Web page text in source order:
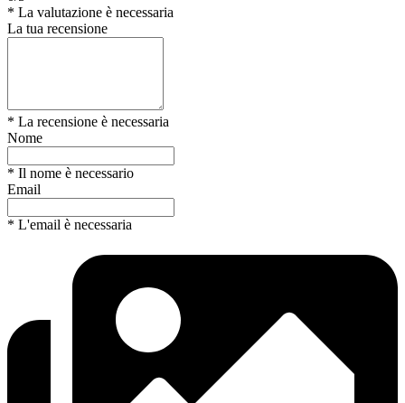
* La valutazione è necessaria
La tua recensione
* La recensione è necessaria
Nome
* Il nome è necessario
Email
* L'email è necessaria